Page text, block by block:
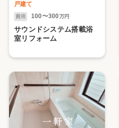
戸建て
費用 100〜300万円
サウンドシステム搭載浴
室リフォーム